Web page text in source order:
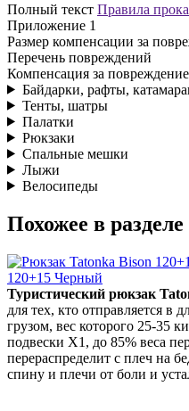
Полный текст Правила
Приложение 1
Размер компенсации за
Перечень повреждений
Компенсация за
Байдарки, рафты,
Тенты, шатры
Палатки
Рюкзаки
Спальные мешки
Лыжи
Велосипеды
Похожее в разделе
120+15 Черный
Туристический рюкзак
для тех, кто отправляется в
грузом, вес которого 25-35
подвески Х1, до 85% веса
перераспределит с плеч на
спину и плечи от боли и